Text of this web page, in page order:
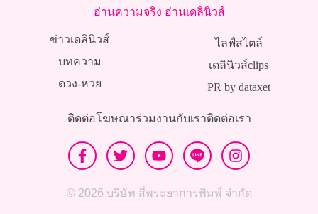
อ่านความจริง อ่านเดลินิวส์
ข่าวเดลินิวส์
บทความ
ดวง-หวย
ไลฟ์สไตล์
เดลินิวส์clips
PR by dataxet
ติดต่อโฆษณาร่วมงานกับเราติดต่อเรา
© 2026 บริษัท สี่พระยาการพิมพ์ จำกัด